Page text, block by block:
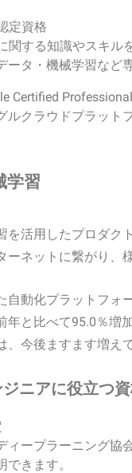
定資格
関する知識やスキル
ータ・機械学習など
Certified Professional
ルクラウドプラット
学習
を活用したプロダク
ーネットに繋がり、
自動化プラットフォ
年と比べて95.0％増
、今後ますます増え
ニアに役立つ
ィープラーニング協
できます。